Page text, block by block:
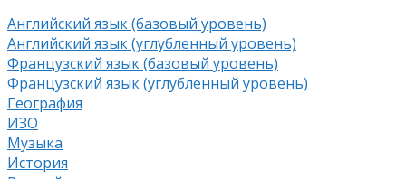
Английский язык (базовый уровень)
Английский язык (углубленный уровень)
Французский язык (базовый уровень)
Французский язык (углубленный уровень)
География
ИЗО
Музыка
История